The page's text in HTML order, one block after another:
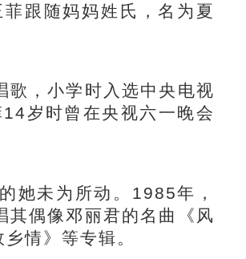
跟随妈妈姓氏，名为夏
，小学时入选中央电视
岁时曾在央视六一晚会
未为所动。1985年，
其偶像邓丽君的名曲《风
情》等专辑。